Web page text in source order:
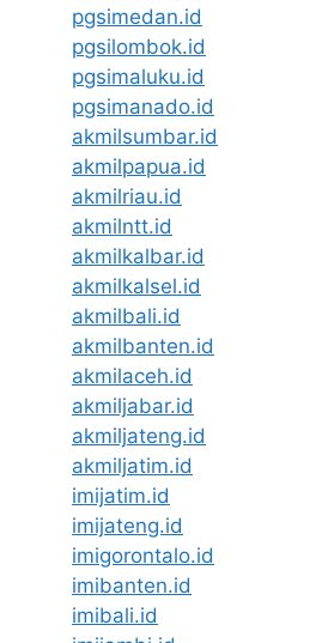
pgsimedan.id
pgsilombok.id
pgsimaluku.id
pgsimanado.id
akmilsumbar.id
akmilpapua.id
akmilriau.id
akmilntt.id
akmilkalbar.id
akmilkalsel.id
akmilbali.id
akmilbanten.id
akmilaceh.id
akmiljabar.id
akmiljateng.id
akmiljatim.id
imijatim.id
imijateng.id
imigorontalo.id
imibanten.id
imibali.id